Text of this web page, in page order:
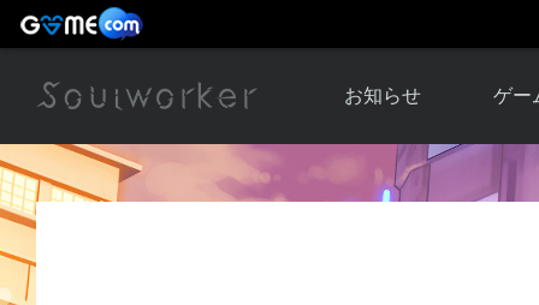
お知らせ
お知らせ一覧
ゲー
ソウ